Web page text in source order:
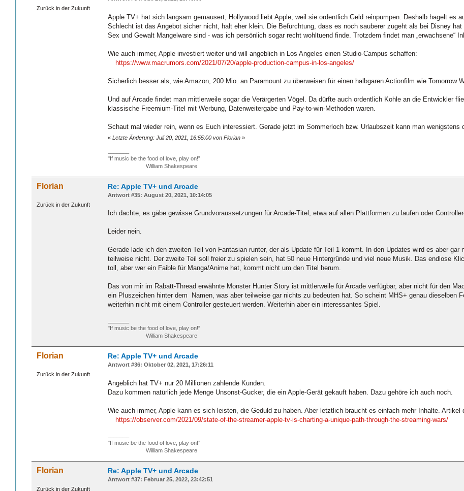
Zurück in der Zukunft
Apple TV+ hat sich langsam gemausert, Hollywood liebt Apple, weil sie ordentlich Geld reinpumpen. Deshalb hagelt es
Schlecht ist das Angebot sicher nicht, halt eher klein. Die Befürchtung, dass es noch sauberer zugeht als bei Disney
Sex und Gewalt Mangelware sind - was ich persönlich sogar recht wohltuend finde. Trotzdem findet man „erwachsene“
Wie auch immer, Apple investiert weiter und will angeblich in Los Angeles einen Studio-Campus schaffen:
https://www.macrumors.com/2021/07/20/apple-production-campus-in-los-angeles/
Sicherlich besser als, wie Amazon, 200 Mio. an Paramount zu überweisen für einen halbgaren Actionfilm wie Tomorrow
Und auf Arcade findet man mittlerweile sogar die Verärgerten Vögel. Da dürfte auch ordentlich Kohle an die Entwickler
klassische Freemium-Titel mit Werbung, Datenweitergabe und Pay-to-win-Methoden waren.
Schaut mal wieder rein, wenn es Euch interessiert. Gerade jetzt im Sommerloch bzw. Urlaubszeit kann man wenigstens
« Letzte Änderung: Juli 20, 2021, 16:55:00 von Florian »
"If music be the food of love, play on!”
William Shakespeare
Florian
Zurück in der Zukunft
Re: Apple TV+ und Arcade
Antwort #35: August 20, 2021, 10:14:05
Ich dachte, es gäbe gewisse Grundvoraussetzungen für Arcade-Titel, etwa auf allen Plattformen zu laufen oder
Leider nein.
Gerade lade ich den zweiten Teil von Fantasian runter, der als Update für Teil 1 kommt. In den Updates wird es aber gar
teilweise nicht. Der zweite Teil soll freier zu spielen sein, hat 50 neue Hintergründe und viel neue Musik. Das endlose
toll, aber wer ein Faible für Manga/Anime hat, kommt nicht um den Titel herum.
Das von mir im Rabatt-Thread erwähnte Monster Hunter Story ist mittlerweile für Arcade verfügbar, aber nicht für den
ein Pluszeichen hinter dem Namen, was aber teilweise gar nichts zu bedeuten hat. So scheint MHS+ genau dieselben
weiterhin nicht mit einem Controller gesteuert werden. Weiterhin aber ein interessantes Spiel.
"If music be the food of love, play on!”
William Shakespeare
Florian
Zurück in der Zukunft
Re: Apple TV+ und Arcade
Antwort #36: Oktober 02, 2021, 17:26:11
Angeblich hat TV+ nur 20 Millionen zahlende Kunden.
Dazu kommen natürlich jede Menge Unsonst-Gucker, die ein Apple-Gerät gekauft haben. Dazu gehöre ich auch noch.
Wie auch immer, Apple kann es sich leisten, die Geduld zu haben. Aber letztlich braucht es einfach mehr Inhalte. Artikel
https://observer.com/2021/09/state-of-the-streamer-apple-tv-is-charting-a-unique-path-through-the-streaming-wars/
"If music be the food of love, play on!”
William Shakespeare
Florian
Zurück in der Zukunft
Re: Apple TV+ und Arcade
Antwort #37: Februar 25, 2022, 23:42:51